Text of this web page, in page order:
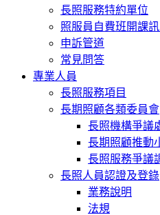
長照服務特約單位
照服員自費班開課
申訴管道
常見問答
專業人員
長照服務項目
長期照顧各類委員會
長照機構爭議
長期照顧推動
長照服務爭議
長照人員認證及登錄
業務說明
法規